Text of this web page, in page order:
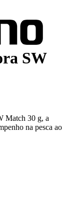
SW
Match 30 g, a
na pesca ao